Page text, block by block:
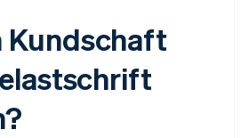
Kundschaft